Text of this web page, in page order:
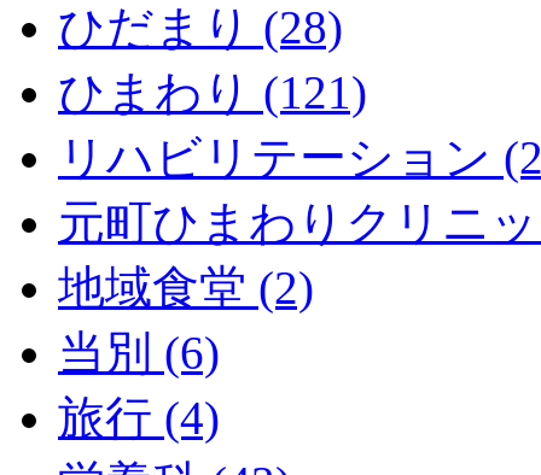
ひだまり (28)
ひまわり (121)
リハビリテーション
元町ひまわりクリニ
地域食堂 (2)
当別 (6)
旅行 (4)